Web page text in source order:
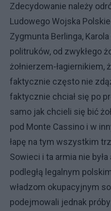
Zdecydowanie należy
Ludowego Wojska
Zygmunta Berlinga,
politruków, od zwykłego
żołnierzem-łagiernikiem,
faktycznie często nie
faktycznie chciał się po
samo jak chcieli się bić
pod Monte Cassino i w
łapę na tym wszystkim
Sowieci i ta armia nie
podległą legalnym
władzom okupacyjnym
podejmowali jednak